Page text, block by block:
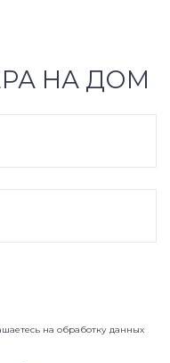
НА ДОМ
на обработку данных